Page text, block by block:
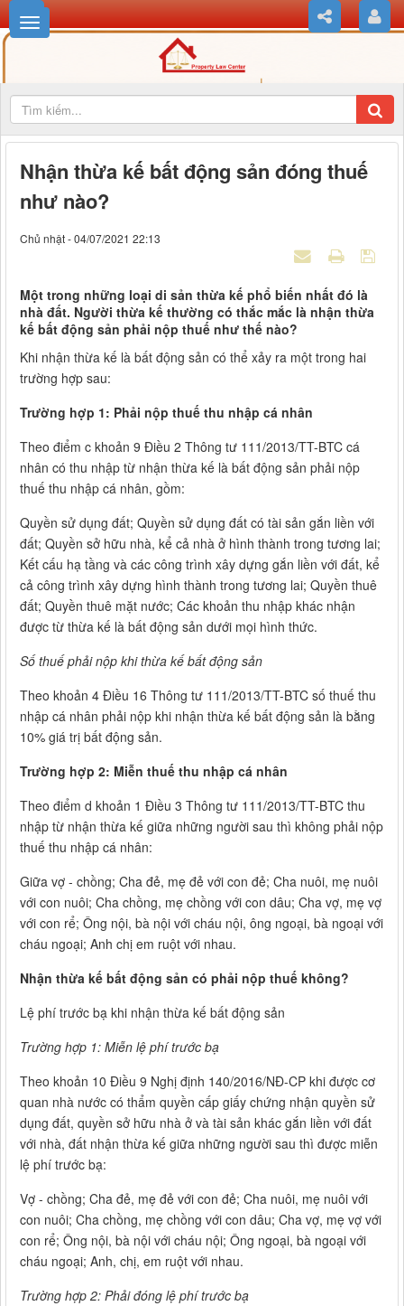
Nhận thừa kế bất động sản đóng thuế
như nào?
Chủ nhật - 04/07/2021 22:13
Một trong những loại di sản thừa kế phổ biến nhất đó là
nhà đất. Người thừa kế thường có thắc mắc là nhận thừa
kế bất động sản phải nộp thuế như thế nào?
Khi nhận thừa kế là bất động sản có thể xảy ra một trong hai
trường hợp sau:
Trường hợp 1: Phải nộp thuế thu nhập cá nhân
Theo điểm c khoản 9 Điều 2 Thông tư 111/2013/TT-BTC cá
nhân có thu nhập từ nhận thừa kế là bất động sản phải nộp
thuế thu nhập cá nhân, gồm:
Quyền sử dụng đất; Quyền sử dụng đất có tài sản gắn liền với
đất; Quyền sở hữu nhà, kể cả nhà ở hình thành trong tương lai;
Kết cấu hạ tầng và các công trình xây dựng gắn liền với đất, kể
cả công trình xây dựng hình thành trong tương lai; Quyền thuê
đất; Quyền thuê mặt nước; Các khoản thu nhập khác nhận
được từ thừa kế là bất động sản dưới mọi hình thức.
Số thuế phải nộp khi thừa kế bất động sản
Theo khoản 4 Điều 16 Thông tư 111/2013/TT-BTC số thuế thu
nhập cá nhân phải nộp khi nhận thừa kế bất động sản là bằng
10% giá trị bất động sản.
Trường hợp 2: Miễn thuế thu nhập cá nhân
Theo điểm d khoản 1 Điều 3 Thông tư 111/2013/TT-BTC thu
nhập từ nhận thừa kế giữa những người sau thì không phải nộp
thuế thu nhập cá nhân:
Giữa vợ - chồng; Cha đẻ, mẹ đẻ với con đẻ; Cha nuôi, mẹ nuôi
với con nuôi; Cha chồng, mẹ chồng với con dâu; Cha vợ, mẹ vợ
với con rể; Ông nội, bà nội với cháu nội, ông ngoại, bà ngoại với
cháu ngoại; Anh chị em ruột với nhau.
Nhận thừa kế bất động sản có phải nộp thuế không?
Lệ phí trước bạ khi nhận thừa kế bất động sản
Trường hợp 1: Miễn lệ phí trước bạ
Theo khoản 10 Điều 9 Nghị định 140/2016/NĐ-CP khi được cơ
quan nhà nước có thẩm quyền cấp giấy chứng nhận quyền sử
dụng đất, quyền sở hữu nhà ở và tài sản khác gắn liền với đất
với nhà, đất nhận thừa kế giữa những người sau thì được miễn
lệ phí trước bạ:
Vợ - chồng; Cha đẻ, mẹ đẻ với con đẻ; Cha nuôi, mẹ nuôi với
con nuôi; Cha chồng, mẹ chồng với con dâu; Cha vợ, mẹ vợ với
con rể; Ông nội, bà nội với cháu nội; Ông ngoại, bà ngoại với
cháu ngoại; Anh, chị, em ruột với nhau.
Trường hợp 2: Phải đóng lệ phí trước bạ